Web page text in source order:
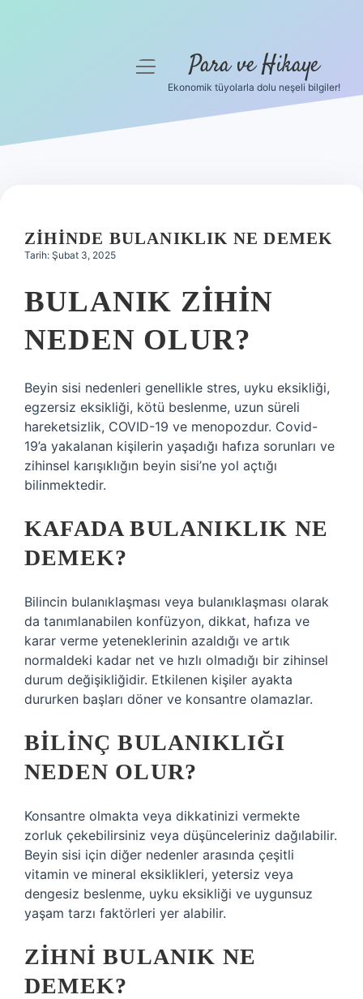
Hakkımızda
menüyü
Para ve Hikaye
Ekonomik tüyolarla dolu neşeli bilgiler!
ZIHINDE BULANIKLIK NE DEMEK
Tarih: Şubat 3, 2025
BULANIK ZIHIN
NEDEN OLUR?
Beyin sisi nedenleri genellikle stres, uyku eksikliği,
egzersiz eksikliği, kötü beslenme, uzun süreli
hareketsizlik, COVID-19 ve menopozdur. Covid-
19’a yakalanan kişilerin yaşadığı hafıza sorunları ve
zihinsel karışıklığın beyin sisi’ne yol açtığı
bilinmektedir.
KAFADA BULANIKLIK NE
DEMEK?
Bilincin bulanıklaşması veya bulanıklaşması olarak
da tanımlanabilen konfüzyon, dikkat, hafıza ve
karar verme yeteneklerinin azaldığı ve artık
normaldeki kadar net ve hızlı olmadığı bir zihinsel
durum değişikliğidir. Etkilenen kişiler ayakta
dururken başları döner ve konsantre olamazlar.
BILINÇ BULANIKLIĞI
NEDEN OLUR?
Konsantre olmakta veya dikkatinizi vermekte
zorluk çekebilirsiniz veya düşünceleriniz dağılabilir.
Beyin sisi için diğer nedenler arasında çeşitli
vitamin ve mineral eksiklikleri, yetersiz veya
dengesiz beslenme, uyku eksikliği ve uygunsuz
yaşam tarzı faktörleri yer alabilir.
ZIHNI BULANIK NE
DEMEK?